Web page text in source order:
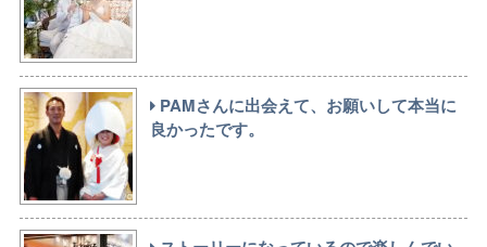
PAMさんに出会えて、お願いして本当に
良かったです。